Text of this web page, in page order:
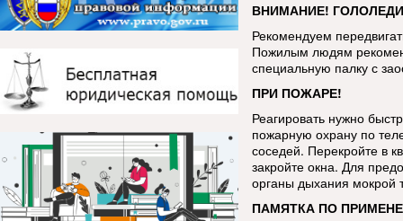
ВНИМАНИЕ!
Рекомендуем
Пожилым людям
специальную палку с
ПРИ ПОЖАРЕ!
Реагировать нужно
пожарную охрану по
соседей. Перекройте в
закройте окна. Для
органы дыхания мокрой
ПАМЯТКА ПО